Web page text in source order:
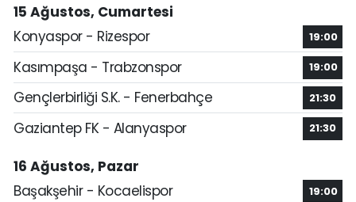
15 Ağustos, Cumartesi
Konyaspor - Rizespor
19:00
Kasımpaşa - Trabzonspor 19:00
Gençlerbirliği S.K. - Fenerbahçe 21:30
Gaziantep FK - Alanyaspor 21:30
16 Ağustos, Pazar
Başakşehir - Kocaelispor
19:00